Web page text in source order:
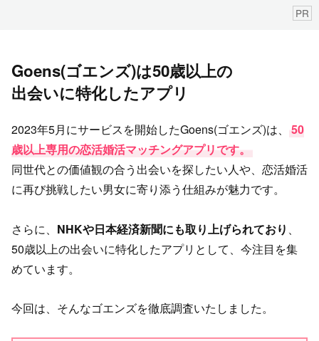
PR
Goens(ゴエンズ)は50歳以上の
出会いに特化したアプリ
2023年5月にサービスを開始したGoens(ゴエンズ)は、
50
歳以上専用の恋活婚活マッチングアプリです。
同世代との価値観の合う出会いを探したい人や、恋活婚活
に再び挑戦したい男女に寄り添う仕組みが魅力です。
さらに、 NHKや日本経済新聞にも取り上げられており
50歳以上の出会いに特化したアプリとして、今注目を集
めています。
今回は、そんなゴエンズを徹底調査いたしました。